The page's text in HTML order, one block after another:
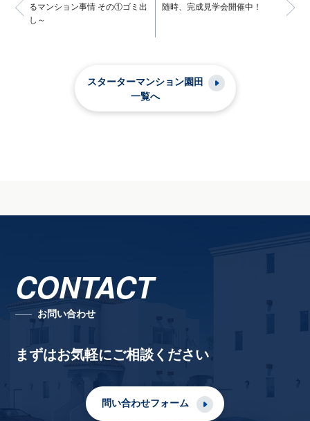
るマンション事情 その①ゴミ出
し～
随時、完成見学会開催中！
スターターマンション園田
一覧へ
CONTACT
お問い合わせ
まずはお気軽にご相談ください
問い合わせフォーム